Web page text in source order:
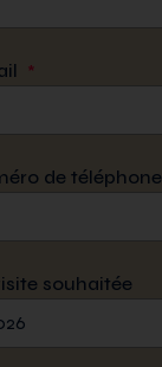
*
de téléphone
souhaitée